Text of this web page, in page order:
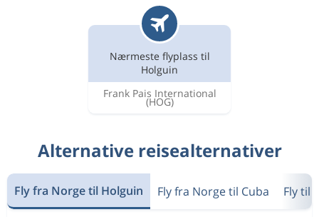
Nærmeste flyplass til
Holguin
Frank Pais International
(HOG)
Alternative reisealternativer
Fly fra Norge til Holguin Fly fra Norge til Cuba Fly til